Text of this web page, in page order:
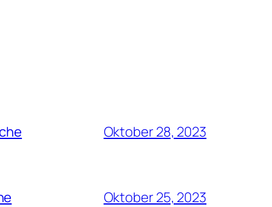
Oktober 28, 2023
Oktober 25, 2023